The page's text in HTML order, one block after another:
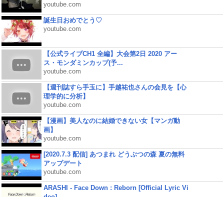
youtube.com
誕生日おめでとう♡
youtube.com
【公式ライブCH1 全編】大会第2日 2020 アー
ス・モンダミンカップ(予...
youtube.com
【週刊誌すら手玉に】手越祐也さんの会見を【心
理学的に分析】
youtube.com
【漫画】美人なのに結婚できない女【マンガ動
画】
youtube.com
[2020.7.3 配信] あつまれ どうぶつの森 夏の無料
アップデート
youtube.com
ARASHI - Face Down : Reborn [Official Lyric Vi